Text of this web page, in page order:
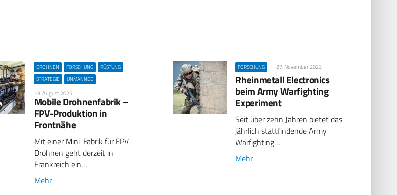
DROHNEN FORSCHUNG
RÜSTUNG
STRATEGIE
UNMANNED
13. August 2025
Mobile Drohnenfabrik –
FPV-Produktion in
Frontnähe
Mit einer Mini-Fabrik für FPV-
Drohnen geht derzeit in
Frankreich ein…
Mehr
FORSCHUNG 27. November 2023
Rheinmetall Electronics
beim Army Warfighting
Experiment
Seit über zehn Jahren bietet das
jährlich stattfindende Army
Warfighting…
Mehr